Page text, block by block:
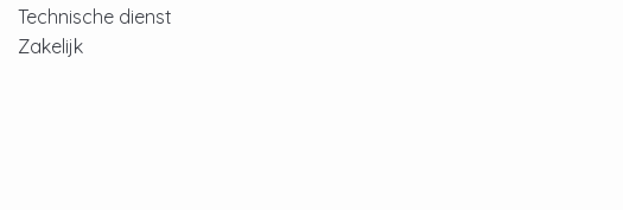
Technische dienst
Zakelijk